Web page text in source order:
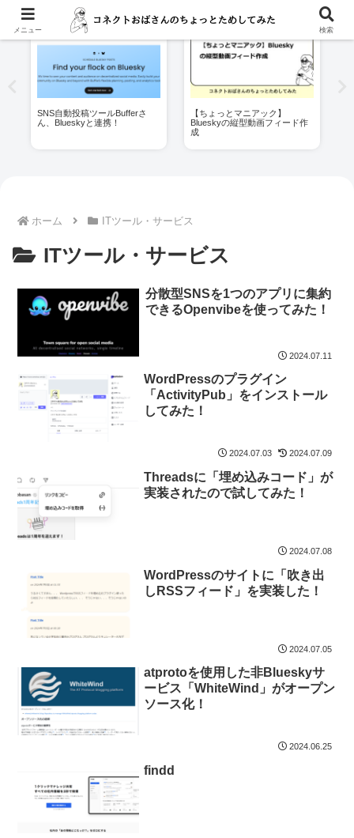
SNS自動投稿ツールBufferさ
ん、Blueskyと連携！
【ちょっとマニアック】
Blueskyの縦型動画フィード作
成
ホーム ITツール・サービス
ITツール・サービス
分散型SNSを1つのアプリに集約
できるOpenvibeを使ってみた！
2024.07.11
WordPressのプラグイン
「ActivityPub」をインストール
してみた！
2024.07.03 2024.07.09
Threadsに「埋め込みコード」が
実装されたので試してみた！
2024.07.08
WordPressのサイトに「吹き出
しRSSフィード」を実装した！
2024.07.05
atprotoを使用した非Blueskyサ
ービス「WhiteWind」がオープン
ソース化！
2024.06.25
findd
メニュー 検索